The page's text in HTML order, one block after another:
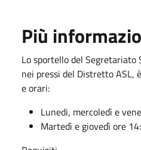
Più
Lo sportello del Segretariato
nei pressi del Distretto ASL,
e orari:
Lunedi, mercoledì e
Martedì e giovedì ore